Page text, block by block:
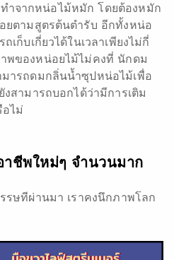
ำจากหน่อไม้หมัก โดยต้องหมัก
ยตามสูตรต้นตำรับ อีกทั้งหน่อ
ก็บเกี่ยวได้ในเวลาเพียงไม่กี่
พของหน่อยไม้ไม่คงที่ นักดม
ารถดมกลิ่นน้ำซุปหน่อไม้เพื่อ
สามารถบอกได้ว่ามีการเติม
อไม่
าชีพใหม่ๆ จำนวนมาก
รษทีผ่านมา เราคงนึกภาพโลก